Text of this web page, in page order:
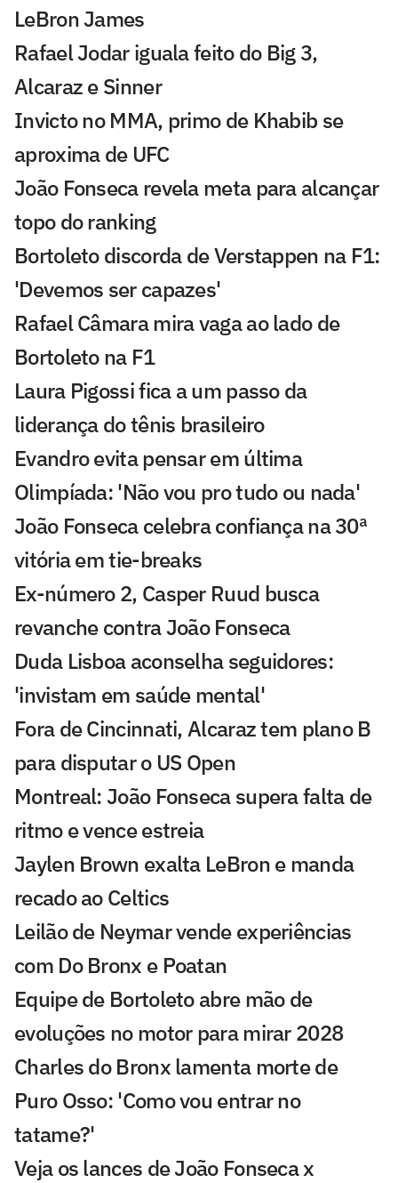
LeBron James
Rafael Jodar iguala feito do Big 3,
Alcaraz e Sinner
Invicto no MMA, primo de Khabib se
aproxima de UFC
João Fonseca revela meta para alcançar
topo do ranking
Bortoleto discorda de Verstappen na F1:
'Devemos ser capazes'
Rafael Câmara mira vaga ao lado de
Bortoleto na F1
Laura Pigossi fica a um passo da
liderança do tênis brasileiro
Evandro evita pensar em última
Olimpíada: 'Não vou pro tudo ou nada'
João Fonseca celebra confiança na 30ª
vitória em tie-breaks
Ex-número 2, Casper Ruud busca
revanche contra João Fonseca
Duda Lisboa aconselha seguidores:
'invistam em saúde mental'
Fora de Cincinnati, Alcaraz tem plano B
para disputar o US Open
Montreal: João Fonseca supera falta de
ritmo e vence estreia
Jaylen Brown exalta LeBron e manda
recado ao Celtics
Leilão de Neymar vende experiências
com Do Bronx e Poatan
Equipe de Bortoleto abre mão de
evoluções no motor para mirar 2028
Charles do Bronx lamenta morte de
Puro Osso: 'Como vou entrar no
tatame?'
Veja os lances de João Fonseca x